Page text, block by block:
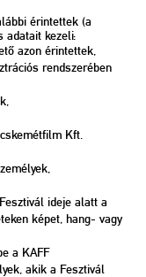
érintettek (a
adatait kezeli:
azon érintettek,
rendszerében
Kft.
ideje alatt a
képet, hang- vagy
a KAFF
akik a Fesztivál